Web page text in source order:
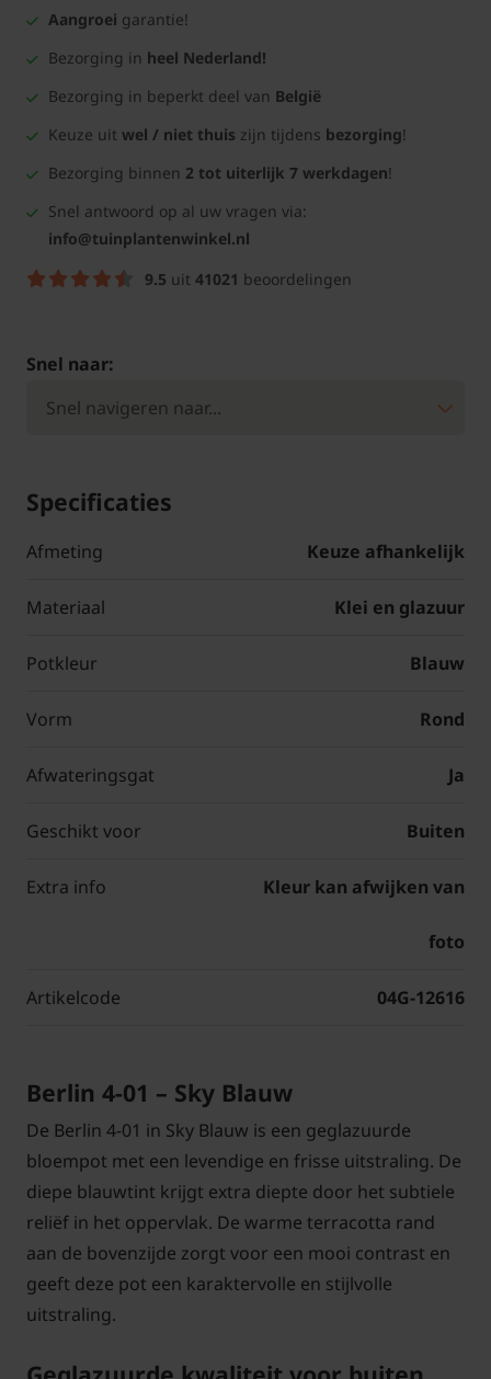
Aangroei garantie!
Bezorging in heel Nederland!
Bezorging in beperkt deel van België
Keuze uit wel / niet thuis zijn tijdens bezorging!
Bezorging binnen 2 tot uiterlijk 7 werkdagen!
Snel antwoord op al uw vragen via:
info@tuinplantenwinkel.nl
9.5 uit 41021 beoordelingen
Snel naar:
Specificaties
Afmeting Keuze afhankelijk
Materiaal Klei en glazuur
Potkleur Blauw
Vorm Rond
Afwateringsgat Ja
Geschikt voor Buiten
Extra info Kleur kan afwijken van
foto
Artikelcode 04G-12616
Berlin 4-01 – Sky Blauw
De Berlin 4-01 in Sky Blauw is een geglazuurde
bloempot met een levendige en frisse uitstraling. De
diepe blauwtint krijgt extra diepte door het subtiele
reliëf in het oppervlak. De warme terracotta rand
aan de bovenzijde zorgt voor een mooi contrast en
geeft deze pot een karaktervolle en stijlvolle
uitstraling.